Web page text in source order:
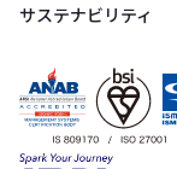
サステナビリティ